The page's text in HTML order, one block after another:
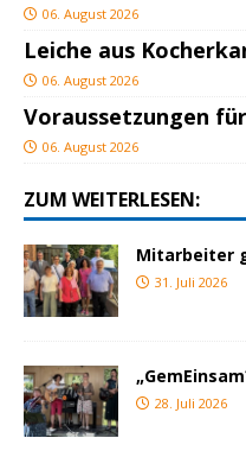
06. August 2026
Leiche aus
06. August 2026
Voraussetzungen
06. August 2026
ZUM WEITERLESEN:
Mitarbeiter
31. Juli 2026
28. Juli 2026